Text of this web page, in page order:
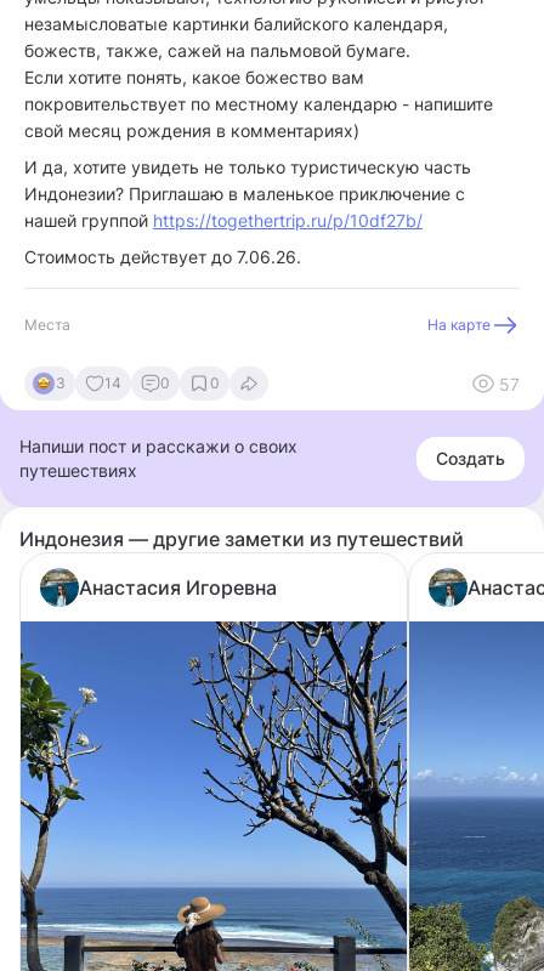
незамысловатые картинки балийского календаря,
божеств, также, сажей на пальмовой бумаге.
Если хотите понять, какое божество вам
покровительствует по местному календарю - напишите
свой месяц рождения в комментариях)
И да, хотите увидеть не только туристическую часть
Индонезии? Приглашаю в маленькое приключение с
нашей группой https://togethertrip.ru/p/10df27b/
Стоимость действует до 7.06.26.
Места На карте
3 14 0 0 57
Напиши пост и расскажи о своих
путешествиях
Создать
Индонезия — другие заметки из путешествий
Анастасия Игоревна